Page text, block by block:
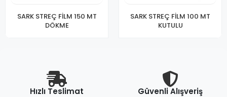
SARK STREÇ FİLM 150 MT
DÖKME
SARK STREÇ FİLM 100 MT
KUTULU
Hızlı Teslimat Güvenli Alışveriş